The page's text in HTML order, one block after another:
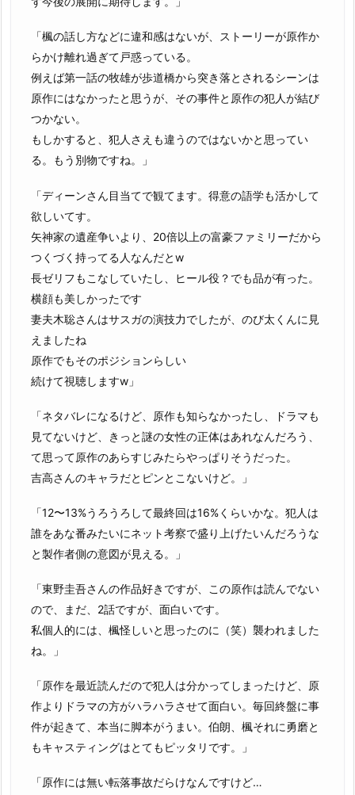
「楓の話し方などに違和感はないが、ストーリーが原作か
らかけ離れ過ぎて戸惑っている。
例えば第一話の牧雄が歩道橋から突き落とされるシーンは
原作にはなかったと思うが、その事件と原作の犯人が結び
つかない。
もしかすると、犯人さえも違うのではないかと思ってい
る。もう別物ですね。」
「ディーンさん目当てで観てます。得意の語学も活かして
欲しいてす。
矢神家の遺産争いより、20倍以上の富豪ファミリーだから
つくづく持ってる人なんだとw
長ゼリフもこなしていたし、ヒール役？でも品が有った。
横顔も美しかったです
妻夫木聡さんはサスガの演技力でしたが、のび太くんに見
えましたね
原作でもそのポジションらしい
続けて視聴しますw」
「ネタバレになるけど、原作も知らなかったし、ドラマも
見てないけど、きっと謎の女性の正体はあれなんだろう、
て思って原作のあらすじみたらやっぱりそうだった。
吉高さんのキャラだとピンとこないけど。」
「12〜13%うろうろして最終回は16%くらいかな。犯人は
誰をあな番みたいにネット考察で盛り上げたいんだろうな
と製作者側の意図が見える。」
「東野圭吾さんの作品好きですが、この原作は読んでない
ので、まだ、2話ですが、面白いです。
私個人的には、楓怪しいと思ったのに（笑）襲われました
ね。」
「原作を最近読んだので犯人は分かってしまったけど、原
作よりドラマの方がハラハラさせて面白い。毎回終盤に事
件が起きて、本当に脚本がうまい。伯朗、楓それに勇磨と
もキャスティングはとてもピッタリです。」
「原作には無い転落事故だらけなんですけど…